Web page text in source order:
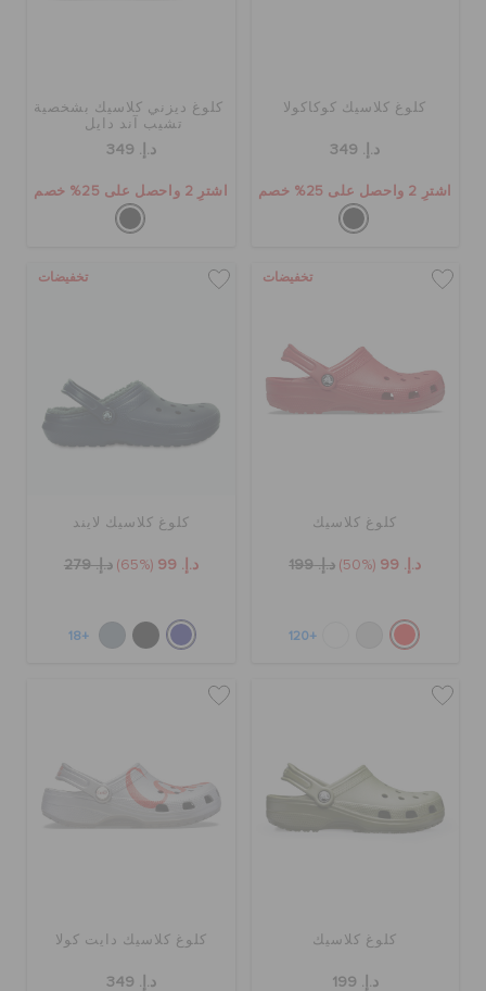
الطلبيات المرتجعة
كلوغ كلاسيك كوكاكولا
د.إ. 349
اشترِ 2 واحصل على 25% خصم
كلوغ ديزني كلاسيك بشخصية
تشيب آند دايل
د.إ. 349
اشترِ 2 واحصل على 25% خصم
تخفيضات
كلوغ كلاسيك
د.إ. 99 (50%) د.إ. 199
+120
تخفيضات
كلوغ كلاسيك لايند
د.إ. 99 (65%) د.إ. 279
+18
كلوغ كلاسيك
د.إ. 199
كلوغ كلاسيك دايت كولا
د.إ. 349